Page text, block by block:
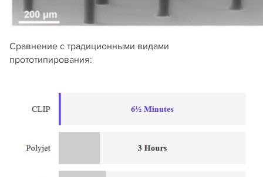
Сравнение с традиционными видами
прототипирования: